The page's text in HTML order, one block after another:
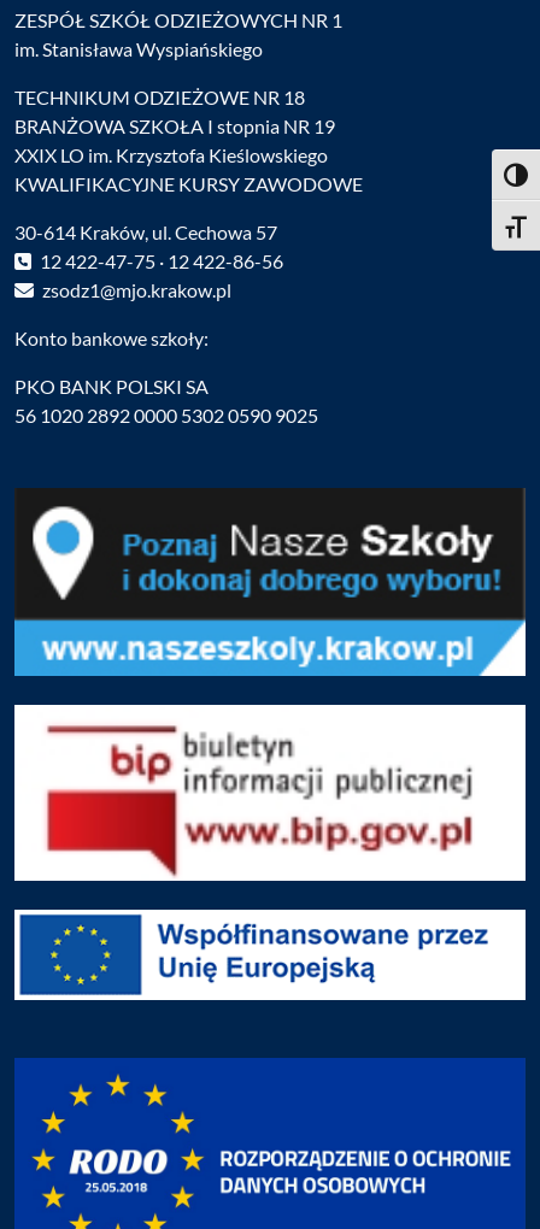
ZESPÓŁ SZKÓŁ ODZIEŻOWYCH NR 1
im. Stanisława Wyspiańskiego
TECHNIKUM ODZIEŻOWE NR 18
BRANŻOWA SZKOŁA I stopnia NR 19
XXIX LO im. Krzysztofa Kieślowskiego
KWALIFIKACYJNE KURSY ZAWODOWE
30-614 Kraków, ul. Cechowa 57
12 422-47-75 · 12 422-86-56
zsodz1@mjo.krakow.pl
Konto bankowe szkoły:
PKO BANK POLSKI SA
56 1020 2892 0000 5302 0590 9025